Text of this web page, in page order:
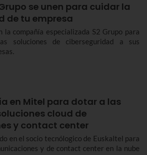
se unen para cuidar la
de tu empresa
la compañía especializada S2 Grupo para
soluciones de ciberseguridad a sus
en Mitel para dotar a las
cloud de
y contact center
en el socio tecnólogico de Euskaltel para
y de contact center en la nube